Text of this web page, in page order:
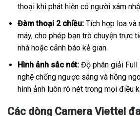
thoại khi phát hiện có người xâm
Đàm thoại 2 chiều:Tích hợp loa và
máy, cho phép bạn trò chuyện trực
nhà hoặc cảnh báo kẻ gian.
Hình ảnh sắc nét:Độ phân giải Full
nghệ chống ngược sáng và hồng
hình ảnh luôn rõ nét trong mọi điều
Các dòng Camera Viettel